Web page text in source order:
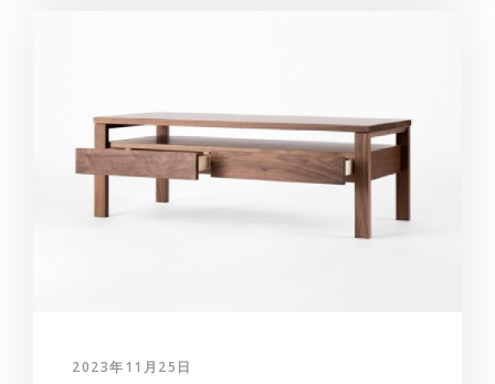
2023年11月25日